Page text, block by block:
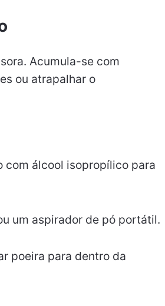
Acumula-se com
ou atrapalhar o
com álcool isopropílico para
um aspirador de pó portátil.
poeira para dentro da